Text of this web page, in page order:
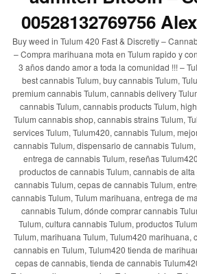
00528132769756
Buy weed in Tulum 420 Fast & Discretly –
– Compra marihuana mota en Tulum rapido y
3 años dando amor a toda la comunidad !!! –
best cannabis Tulum, buy cannabis Tulum,
premium cannabis Tulum, cannabis delivery
cannabis Tulum, cannabis products Tulum,
Tulum cannabis shop, cannabis strains Tulum,
services Tulum, Tulum420, cannabis Tulum,
cannabis Tulum, dispensario de cannabis
entrega de cannabis Tulum, reseñas
productos de cannabis Tulum, cannabis de
cannabis Tulum, cepas de cannabis Tulum,
cannabis Tulum, Tulum marihuana, entrega de
cannabis Tulum, dónde comprar cannabis
Tulum, cultura cannabis Tulum, productos
Tulum, marihuana Tulum, Tulum420 marihuana,
cannabis en Tulum, Tulum420 tienda de
cepas de cannabis, tienda de cannabis